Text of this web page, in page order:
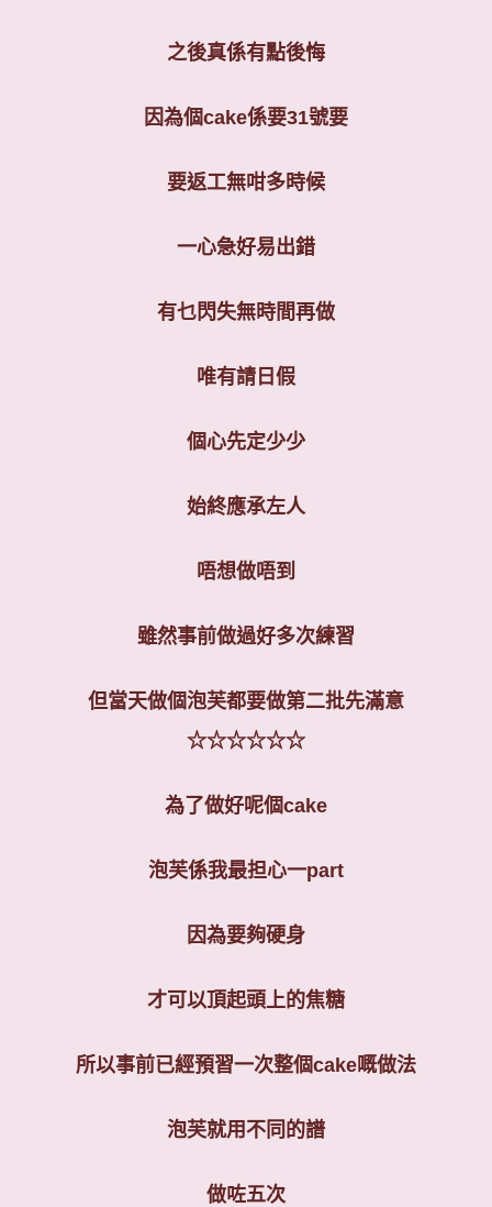
之後真係有點後悔
因為個cake係要31號要
要返工無咁多時候
一心急好易出錯
有乜閃失無時間再做
唯有請日假
個心先定少少
始終應承左人
唔想做唔到
雖然事前做過好多次練習
但當天做個泡芙都要做第二批先滿意
☆☆☆☆☆☆
為了做好呢個cake
泡芙係我最担心一part
因為要夠硬身
才可以頂起頭上的焦糖
所以事前已經預習一次整個cake嘅做法
泡芙就用不同的譜
做咗五次